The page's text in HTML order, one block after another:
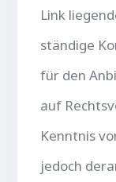
Link
ständige
für den
auf
Kenntnis
jedoch